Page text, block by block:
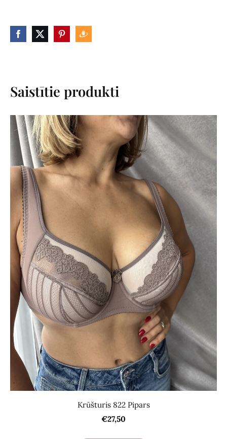
Saistītie produkti
Krūšturis 822 Pipars
€27,50